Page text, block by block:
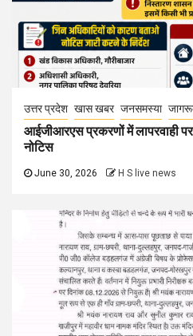
उत्तर प्रदेश खास खबर जनसमस्या
आईजीआरएस प्रकरणों में लापरवाही
नोटिस
June 30, 2026 H S live news